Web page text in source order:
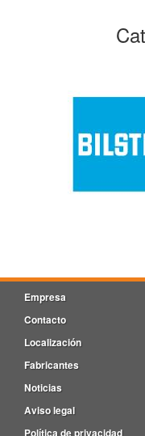
Empresa
Contacto
Localización
Fabricantes
Noticias
Aviso legal
Política de privacidad